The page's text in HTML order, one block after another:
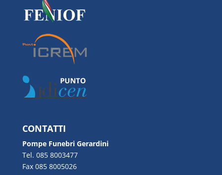
CONTATTI
Pompe Funebri Gerardini
Tel. 085 8003477
Fax 085 8005026